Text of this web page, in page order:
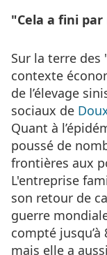
"Cela a fini
Sur la terre
contexte
de l’élevage
sociaux de
Quant à
poussé de
frontières aux
L'entreprise
son retour de
guerre
compté
mais elle a